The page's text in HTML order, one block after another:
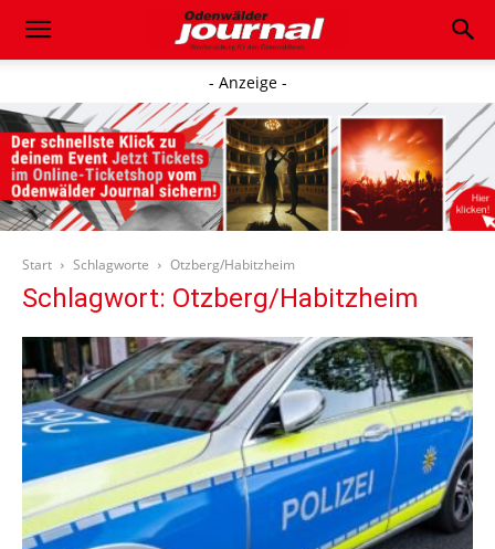
- Anzeige -
Start Schlagworte Otzberg/Habitzheim
Schlagwort: Otzberg/Habitzheim